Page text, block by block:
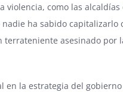
violencia, como las alcaldías
ha sabido capitalizarlo
terrateniente asesinado por
en la estrategia del gobierno